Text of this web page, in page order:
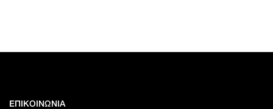
ΕΠΙΚΟΙΝΩΝΙΑ